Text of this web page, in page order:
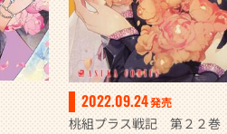
2022.09.24発売
桃組プラス戦記 第２２巻